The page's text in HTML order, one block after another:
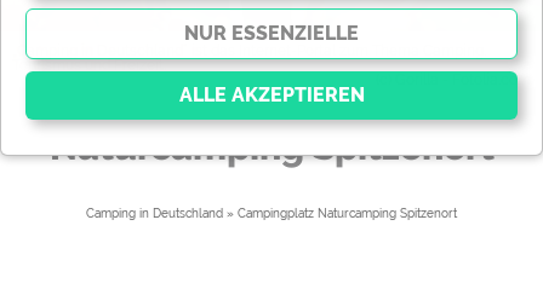
„Camping in Deutschland“ ist das Internet-Portal zum Thema Camping,
Tourismus und Freizeit.
(c) Gorilla - Fotolia.com
Naturcamping Spitzenort
Camping in Deutschland » Campingplatz Naturcamping Spitzenort
Essenzielle Cookies ermöglichen grundlegende